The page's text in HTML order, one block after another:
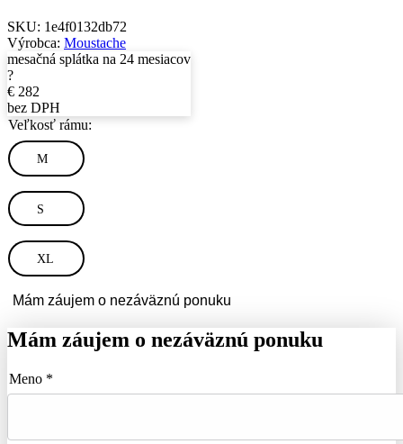
SKU: 1e4f0132db72
Výrobca: Moustache
mesačná splátka na 24 mesiacov
?
€ 282
bez DPH
Veľkosť rámu:
M
S
XL
Mám záujem o nezáväznú ponuku
Mám záujem o nezáväznú ponuku
Meno *